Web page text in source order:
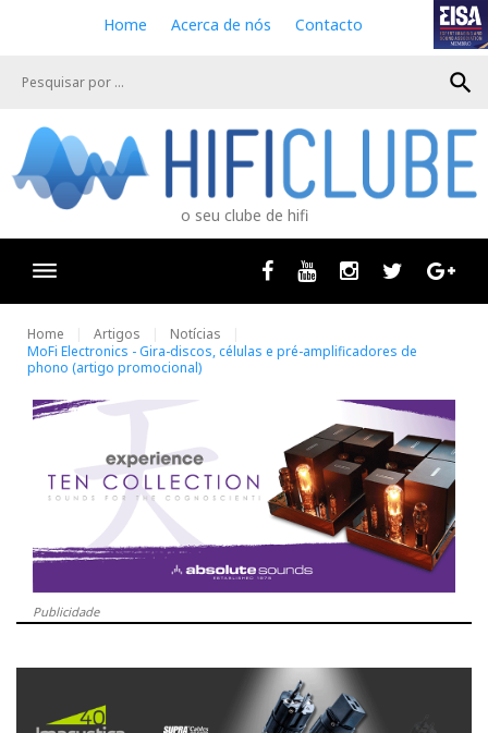
e
Home Acerca de nós Contacto
search
o seu clube de hifi
Facebook
Youtube InstagramTwitter
Home Artigos
Notícias
MoFi Electronics - Gira-discos, células e pré-amplificadores de
phono (artigo promocional)
Publicidade